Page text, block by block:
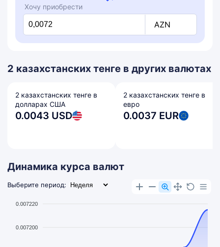
Хочу приобрести
AZN
2 казахстанских тенге в других валютах
2 казахстанских тенге в
долларах США
0.0043 USD
2 казахстанских тенге в
евро
0.0037 EUR
Динамика курса валют
Выберите период:
0.007220
0.007200